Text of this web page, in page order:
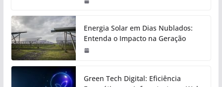
Energia Solar em Dias Nublados:
Entenda o Impacto na Geração
Green Tech Digital: Eficiência